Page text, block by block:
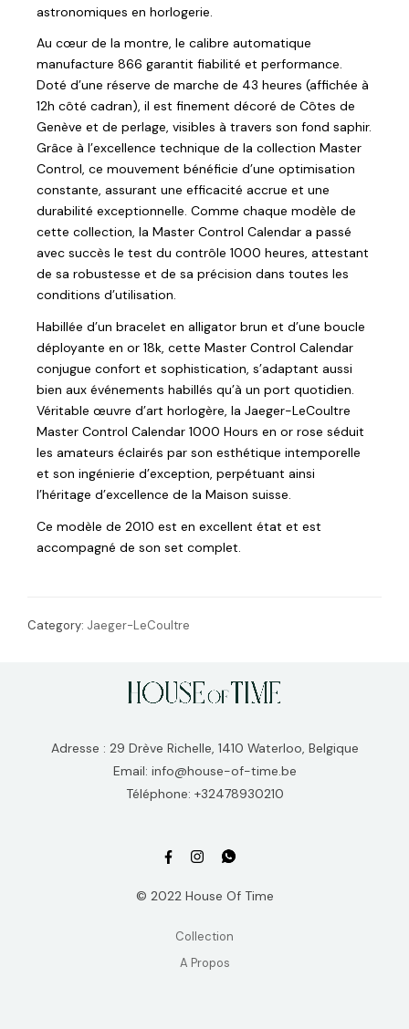
astronomiques en horlogerie.
Au cœur de la montre, le calibre automatique
manufacture 866 garantit fiabilité et performance.
Doté d’une réserve de marche de 43 heures (affichée à
12h côté cadran), il est finement décoré de Côtes de
Genève et de perlage, visibles à travers son fond saphir.
Grâce à l’excellence technique de la collection Master
Control, ce mouvement bénéficie d’une optimisation
constante, assurant une efficacité accrue et une
durabilité exceptionnelle. Comme chaque modèle de
cette collection, la Master Control Calendar a passé
avec succès le test du contrôle 1000 heures, attestant
de sa robustesse et de sa précision dans toutes les
conditions d’utilisation.
Habillée d’un bracelet en alligator brun et d’une boucle
déployante en or 18k, cette Master Control Calendar
conjugue confort et sophistication, s’adaptant aussi
bien aux événements habillés qu’à un port quotidien.
Véritable œuvre d’art horlogère, la Jaeger-LeCoultre
Master Control Calendar 1000 Hours en or rose séduit
les amateurs éclairés par son esthétique intemporelle
et son ingénierie d’exception, perpétuant ainsi
l’héritage d’excellence de la Maison suisse.
Ce modèle de 2010 est en excellent état et est
accompagné de son set complet.
Category: Jaeger-LeCoultre
Adresse : 29 Drève Richelle, 1410 Waterloo, Belgique
Email: info@house-of-time.be
Téléphone: +32478930210
© 2022 House Of Time
Collection
A Propos